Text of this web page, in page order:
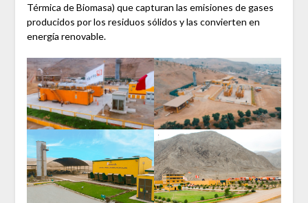
Térmica de Biomasa) que capturan las emisiones de gases
producidos por los residuos sólidos y las convierten en
energía renovable.